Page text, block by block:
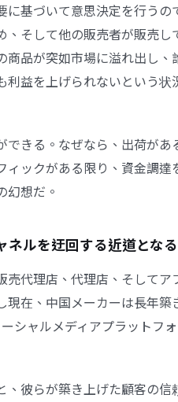
に基づいて意思決定を行う
そして他の販売者が販売し
品が突如市場に溢れ出し、
利益を上げられないという
できる。なぜなら、出荷があ
ックがある限り、資金調達
幻想だ。
ネルを迂回する近道となる
代理店、代理店、そしてア
在、中国メーカーは長年築
シャルメディアプラットフ
彼らが築き上げた顧客の信